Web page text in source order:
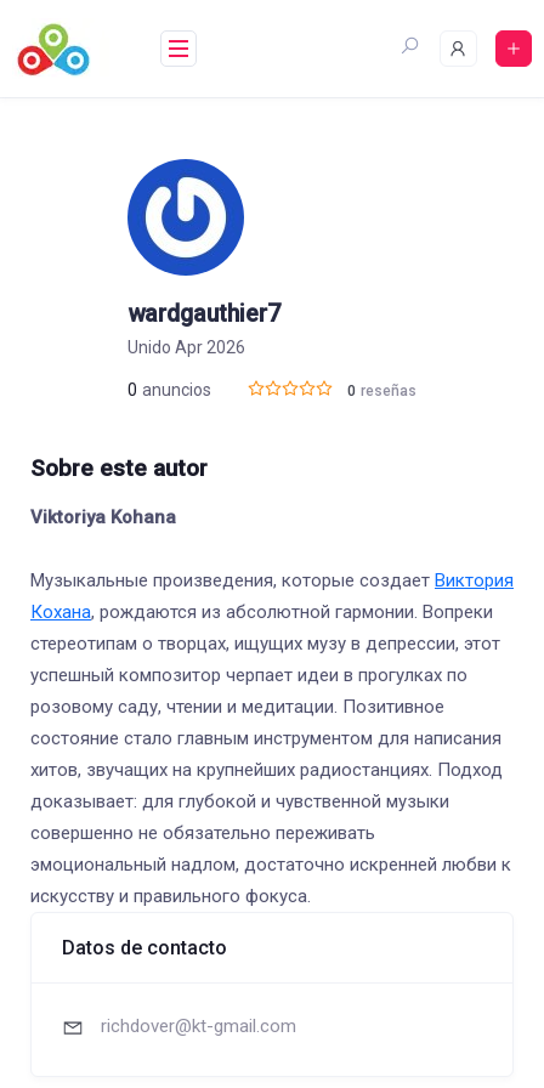
contenido
wardgauthier7
Unido Apr 2026
0 anuncios 0 reseñas
Sobre este autor
Viktoriya Kohana
Музыкальные произведения, которые создает Виктория
Кохана, рождаются из абсолютной гармонии. Вопреки
стереотипам о творцах, ищущих музу в депрессии, этот
успешный композитор черпает идеи в прогулках по
розовому саду, чтении и медитации. Позитивное
состояние стало главным инструментом для написания
хитов, звучащих на крупнейших радиостанциях. Подход
доказывает: для глубокой и чувственной музыки
совершенно не обязательно переживать
эмоциональный надлом, достаточно искренней любви к
искусству и правильного фокуса.
Datos de contacto
richdover@kt-gmail.com